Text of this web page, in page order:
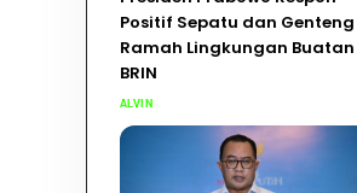
Positif Sepatu dan Genteng
Ramah Lingkungan Buatan
BRIN
ALVIN